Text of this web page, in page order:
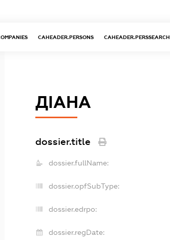
CAHEADER.PERSONS CAHEADER.PERSSEARCH
ДІАНА
dossier.title
dossier.fullName:
dossier.opfSubType:
dossier.edrpo:
dossier.regDate: